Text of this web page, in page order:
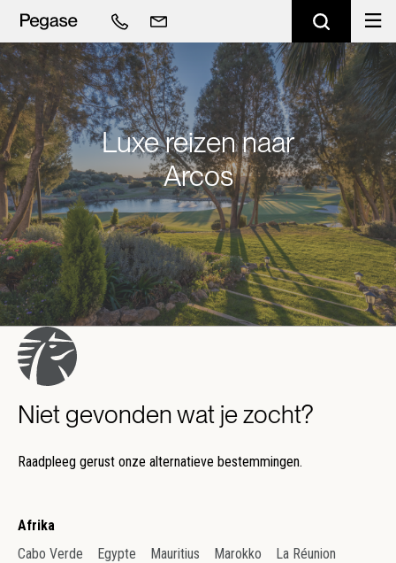
Luxe reizen naar
Arcos
Niet gevonden wat je zocht?
Raadpleeg gerust onze alternatieve bestemmingen.
Afrika
Cabo Verde
Egypte Mauritius Marokko
La Réunion